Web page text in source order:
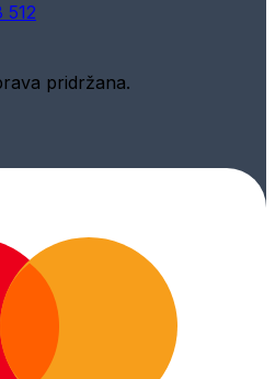
512
pridržana.